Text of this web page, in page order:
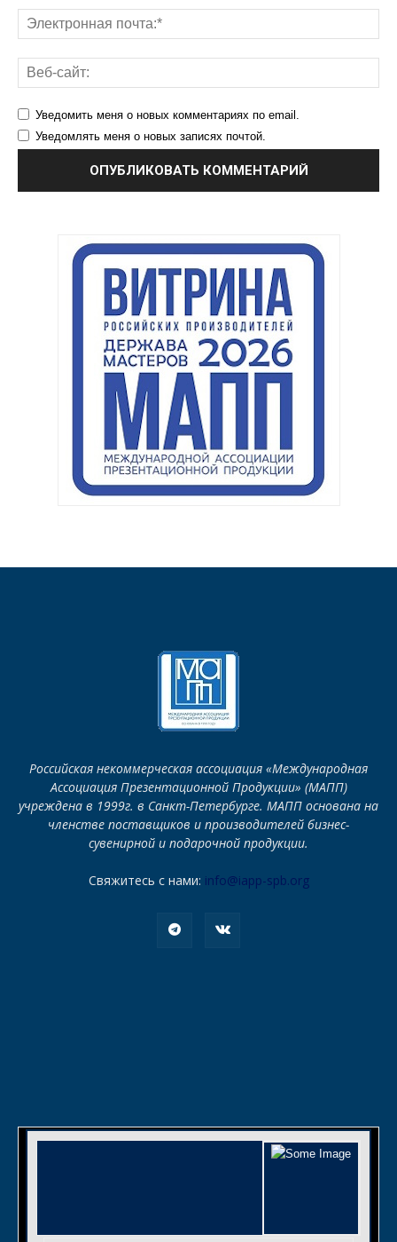
Уведомить меня о новых комментариях по email.
Уведомлять меня о новых записях почтой.
Российская некоммерческая ассоциация «Международная
Ассоциация Презентационной Продукции» (МАПП)
учреждена в 1999г. в Санкт-Петербурге. МАПП основана на
членстве поставщиков и производителей бизнес-
сувенирной и подарочной продукции.
Свяжитесь с нами: info@iapp-spb.org